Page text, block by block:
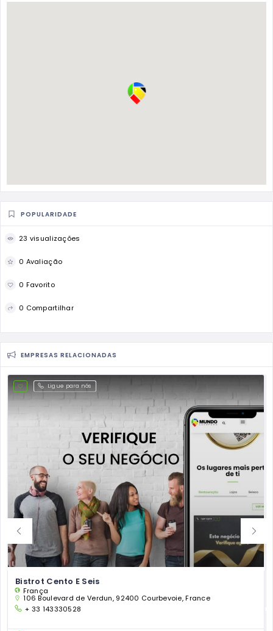
POPULARIDADE
23 visualizações
0 Avaliação
0 Favorito
0 Compartilhar
EMPRESAS RELACIONADAS
Ligue para nós
Bistrot Cento E Seis
França
106 Boulevard de Verdun, 92400 Courbevoie, France
+ 33 143330528